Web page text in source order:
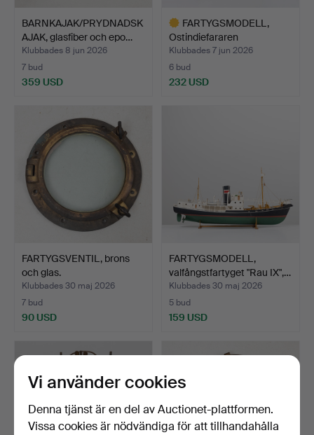
BARNKAJAK/PRYDNADSK
AJAK, glasfiber och epo…
Klubbades 8 jun 2026
7 bud
359 USD
FARTYGSMODELL,
Ostindiefararen
"Götheborg"…
Klubbades 7 jun 2026
6 bud
232 USD
FARTYGSVENTIL, brons
och glas.
Klubbades 30 maj 2026
7 bud
90 USD
FARTYGSMODELL,
valfångstfartyget "Rau IX",…
Klubbades 30 maj 2026
5 bud
159 USD
Vi använder cookies
Denna tjänst är en del av Auctionet-plattformen.
Vissa cookies är nödvändiga för att tillhandahålla